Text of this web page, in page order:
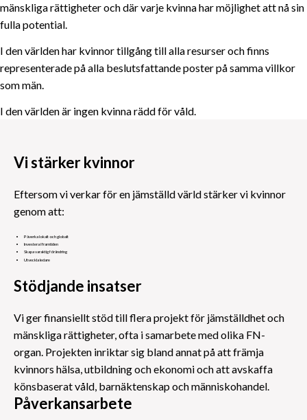
mänskliga rättigheter och där varje kvinna har möjlighet att nå sin
fulla potential.
I den världen har kvinnor tillgång till alla resurser och finns
representerade på alla beslutsfattande poster på samma villkor
som män.
I den världen är ingen kvinna rädd för våld.
Vi stärker kvinnor
Eftersom vi verkar för en jämställd värld stärker vi kvinnor
genom att:
Påverka lokalt och globalt
Investera i framtiden
Skapa varaktig förändring
Utveckla ledare
Stödjande insatser
Vi ger finansiellt stöd till flera projekt för jämställdhet och
mänskliga rättigheter, ofta i samarbete med olika FN-
organ. Projekten inriktar sig bland annat på att främja
kvinnors hälsa, utbildning och ekonomi och att avskaffa
könsbaserat våld, barnäktenskap och människohandel.
Påverkansarbete